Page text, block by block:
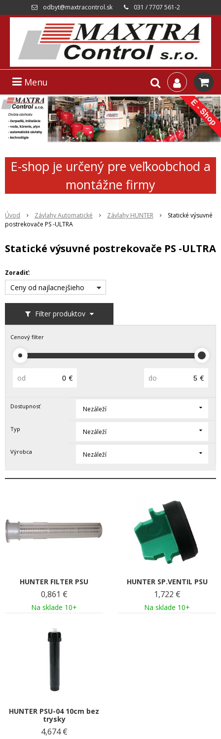
odbyt@maxtracontrol.sk 031 / 7707 561-2
Menu
E-shop je určený pre veľkoobchod a
montážne firmy
Úvod Závlahy Automatické Závlahy HUNTER
Statické výsuvné
postrekovače PS -ULTRA
Statické výsuvné postrekovače PS -ULTRA
Filter produktov
Zoradiť:
Ceny od najlacnejšieho
Cenový filter
od € do €
Dostupnosť Nezáleží
Typ Nezáleží
Výrobca Nezáleží
HUNTER FILTER PSU
0,861 €
Na sklade 10+
HUNTER SP.VENTIL PSU
1,722 €
Na sklade 10+
HUNTER PSU-04 10cm bez
trysky
4,674 €